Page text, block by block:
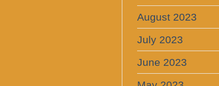
August 2023
July 2023
June 2023